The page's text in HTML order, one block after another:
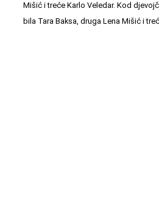
Mišić i treće Karlo Veledar. Kod
bila Tara Baksa, druga Lena Mišić i